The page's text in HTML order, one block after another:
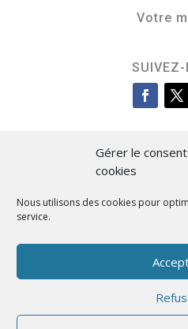
Gérer le
cookies
Nous utilisons des cookies pour
service.
Votre
SUIVEZ-
Cità di
Designed by BKM